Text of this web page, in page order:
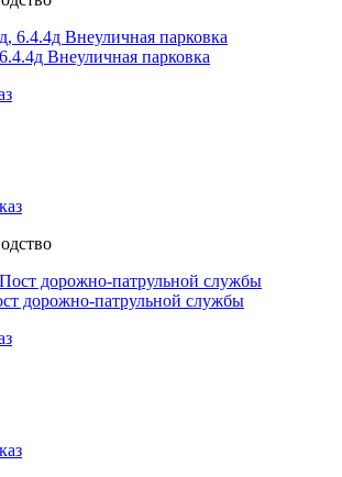
Внеуличная парковка
дорожно-патрульной службы